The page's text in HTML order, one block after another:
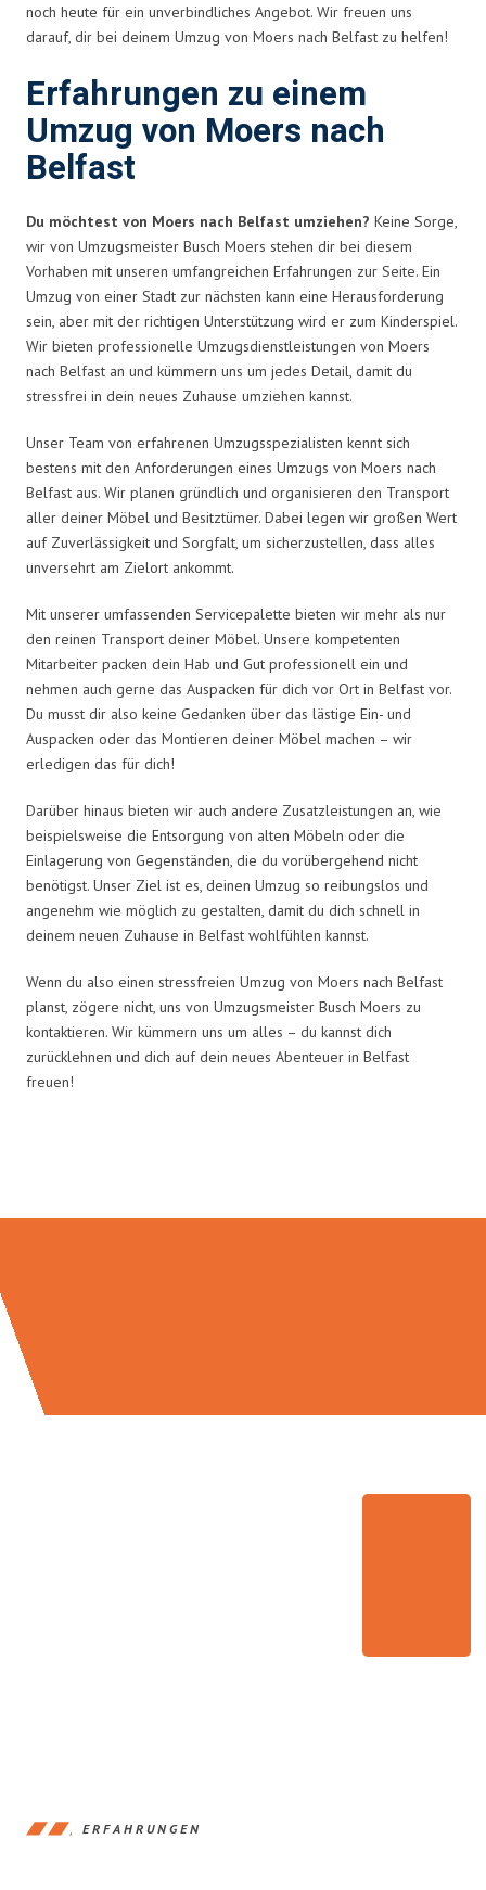
noch heute für ein unverbindliches Angebot. Wir freuen uns
darauf, dir bei deinem Umzug von Moers nach Belfast zu helfen!
Erfahrungen zu einem
Umzug von Moers nach
Belfast
Du möchtest von Moers nach Belfast umziehen? Keine Sorge,
wir von Umzugsmeister Busch Moers stehen dir bei diesem
Vorhaben mit unseren umfangreichen Erfahrungen zur Seite. Ein
Umzug von einer Stadt zur nächsten kann eine Herausforderung
sein, aber mit der richtigen Unterstützung wird er zum Kinderspiel.
Wir bieten professionelle Umzugsdienstleistungen von Moers
nach Belfast an und kümmern uns um jedes Detail, damit du
stressfrei in dein neues Zuhause umziehen kannst.
Unser Team von erfahrenen Umzugsspezialisten kennt sich
bestens mit den Anforderungen eines Umzugs von Moers nach
Belfast aus. Wir planen gründlich und organisieren den Transport
aller deiner Möbel und Besitztümer. Dabei legen wir großen Wert
auf Zuverlässigkeit und Sorgfalt, um sicherzustellen, dass alles
unversehrt am Zielort ankommt.
Mit unserer umfassenden Servicepalette bieten wir mehr als nur
den reinen Transport deiner Möbel. Unsere kompetenten
Mitarbeiter packen dein Hab und Gut professionell ein und
nehmen auch gerne das Auspacken für dich vor Ort in Belfast vor.
Du musst dir also keine Gedanken über das lästige Ein- und
Auspacken oder das Montieren deiner Möbel machen – wir
erledigen das für dich!
Darüber hinaus bieten wir auch andere Zusatzleistungen an, wie
beispielsweise die Entsorgung von alten Möbeln oder die
Einlagerung von Gegenständen, die du vorübergehend nicht
benötigst. Unser Ziel ist es, deinen Umzug so reibungslos und
angenehm wie möglich zu gestalten, damit du dich schnell in
deinem neuen Zuhause in Belfast wohlfühlen kannst.
Wenn du also einen stressfreien Umzug von Moers nach Belfast
planst, zögere nicht, uns von Umzugsmeister Busch Moers zu
kontaktieren. Wir kümmern uns um alles – du kannst dich
zurücklehnen und dich auf dein neues Abenteuer in Belfast
freuen!
ERFAHRUNGEN